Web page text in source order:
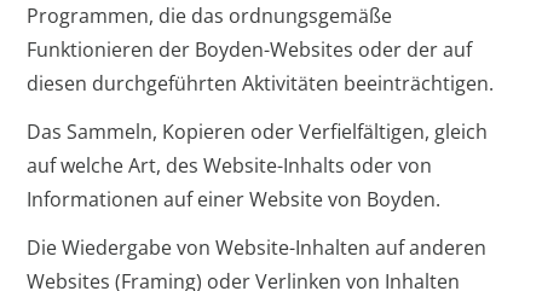
Programmen, die das ordnungsgemäße
Funktionieren der Boyden-Websites oder der auf
diesen durchgeführten Aktivitäten beeinträchtigen.
Das Sammeln, Kopieren oder Verfielfältigen, gleich
auf welche Art, des Website-Inhalts oder von
Informationen auf einer Website von Boyden.
Die Wiedergabe von Website-Inhalten auf anderen
Websites (Framing) oder Verlinken von Inhalten